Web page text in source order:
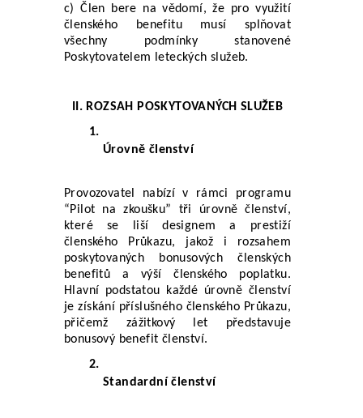
c) Člen bere na vědomí, že pro využití
členského benefitu musí splňovat
všechny podmínky stanovené
Poskytovatelem leteckých služeb.
II. ROZSAH POSKYTOVANÝCH SLUŽEB
Úrovně členství
Provozovatel nabízí v rámci programu
“Pilot na zkoušku” tři úrovně členství,
které se liší designem a prestiží
členského Průkazu, jakož i rozsahem
poskytovaných bonusových členských
benefitů a výší členského poplatku.
Hlavní podstatou každé úrovně členství
je získání příslušného členského Průkazu,
přičemž zážitkový let představuje
bonusový benefit členství.
Standardní členství